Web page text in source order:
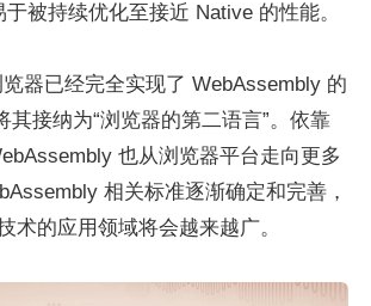
被持续优化至接近 Native 的性能。
器已经完全实现了 WebAssembly 的
其接纳为“浏览器的第二语言”。依靠
也从浏览器平台走向更多
相关标准逐渐确定和完善，
术的应用领域将会越来越广。